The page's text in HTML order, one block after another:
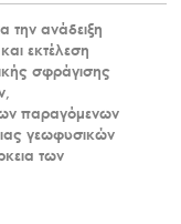
ανάδειξη
εκτέλεση
σφράγισης
παραγόμενων
γεωφυσικών
των